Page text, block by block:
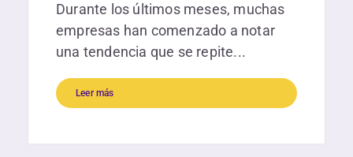
Durante los últimos meses, muchas
empresas han comenzado a notar
una tendencia que se repite...
Leer más